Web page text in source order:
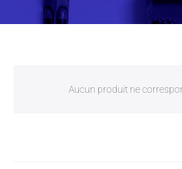
Aucun produit ne